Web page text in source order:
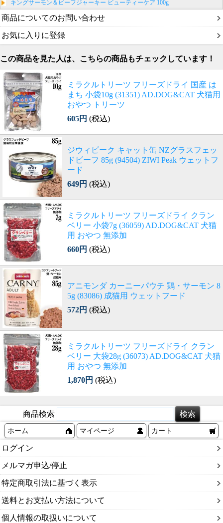
キングサーモン＆ビーフジャーキー ビューティーケア 100g
商品についてのお問い合わせ
お気に入りに登録
この商品を見た人は、こちらの商品もチェックしています！
ミラクルトリーツ フリーズドライ 国産 は
まち 小袋10g (31351) AD.DOG&CAT 犬猫用
おやつ トリーツ
605円 (税込)
ジウィピーク キャット缶 NZグラスフェッ
ドビーフ 85g (94504) ZIWI Peak ウェットフ
ード
649円 (税込)
ミラクルトリーツ フリーズドライ クラン
ベリー 小袋7g (36059) AD.DOG&CAT 犬猫
用 おやつ 無添加
660円 (税込)
アニモンダ カーニーパウチ 鶏・サーモン 8
5g (83086) 成猫用 ウェットフード
572円 (税込)
ミラクルトリーツ フリーズドライ クラン
ベリー 大袋28g (36073) AD.DOG&CAT 犬猫
用 おやつ 無添加
1,870円 (税込)
商品検索
ホーム マイページ カート
ログイン
メルマガ申込/停止
特定商取引法に基づく表示
送料とお支払い方法について
個人情報の取扱いについて